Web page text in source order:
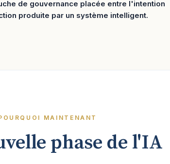
de gouvernance placée entre l'intention
produite par un système intelligent.
MAINTENANT
phase de l'IA